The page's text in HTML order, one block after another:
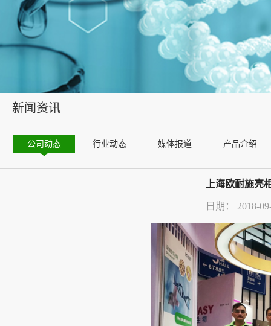
新闻资讯
公司动态 行业动态 媒体报道 产品介绍
上海欧耐施亮
日期： 2018-